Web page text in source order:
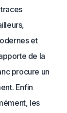
et
de la
procure un
Enfin
les